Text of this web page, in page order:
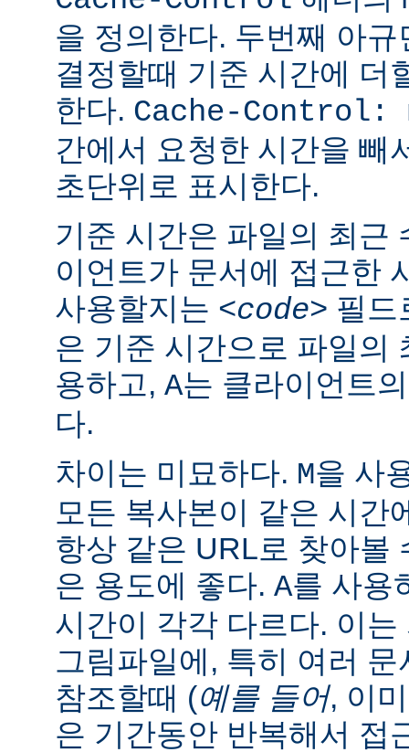
을 정의한다. 두번째 아
결정할때 기준 시간에 더
한다. Cache-Control:
간에서 요청한 시간을 빼
초단위로 표시한다.
기준 시간은 파일의 최근
이언트가 문서에 접근한
사용할지는 <code> 필드
은 기준 시간으로 파일의
용하고, A는 클라이언트
다.
차이는 미묘하다. M을 사
모든 복사본이 같은 시간
항상 같은 URL로 찾아볼
은 용도에 좋다. A를 사용
시간이 각각 다르다. 이
그림파일에, 특히 여러
참조할때 (예를 들어, 이
은 기간동안 반복해서 접